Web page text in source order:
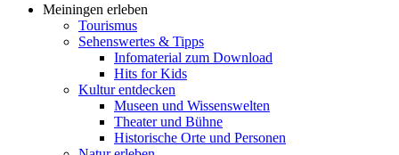
Meiningen erleben
Tourismus
Sehenswertes & Tipps
Infomaterial zum Download
Hits for Kids
Kultur entdecken
Museen und Wissenswelten
Theater und Bühne
Historische Orte und Personen